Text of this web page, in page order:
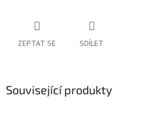
ZEPTAT SE SDÍLET
Související produkty